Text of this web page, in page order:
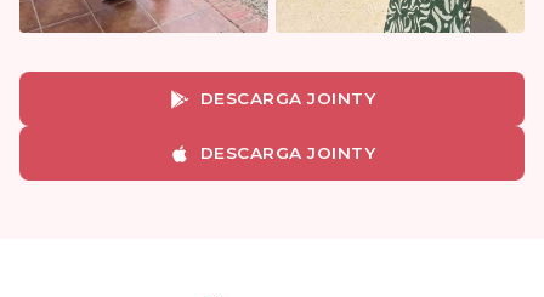
DESCARGA JOINTY
DESCARGA JOINTY